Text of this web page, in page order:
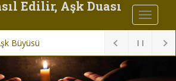
Edilir, Aşk Duası
Büyüsü